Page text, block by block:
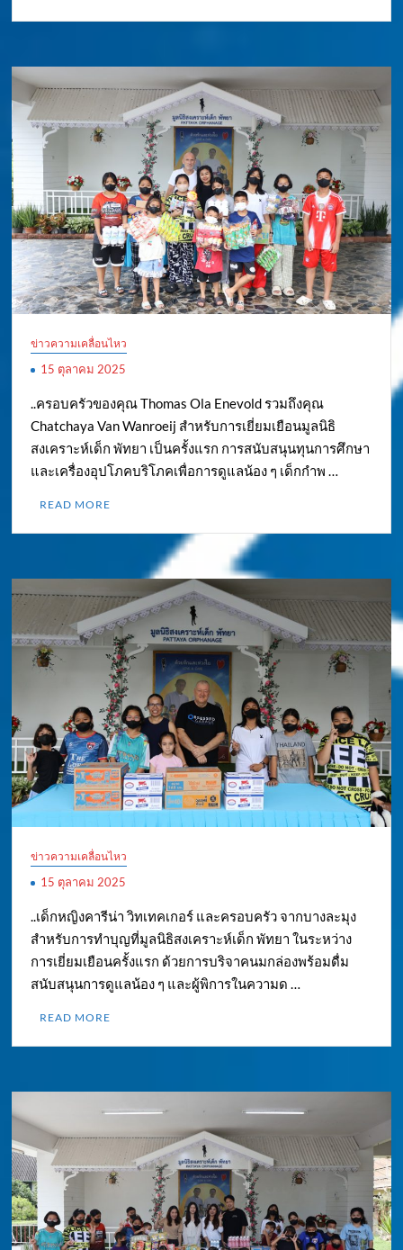
ข่าวความเคลื่อนไหว
15 ตุลาคม 2025
..ครอบครัวของคุณ Thomas Ola Enevold รวมถึงคุณ
Chatchaya Van Wanroeij สำหรับการเยี่ยมเยือนมูลนิธิ
สงเคราะห์เด็ก พัทยา เป็นครั้งแรก การสนับสนุนทุนการศึกษา
และเครื่องอุปโภคบริโภคเพื่อการดูแลน้อง ๆ เด็กกำพ …
READ MORE
ข่าวความเคลื่อนไหว
15 ตุลาคม 2025
..เด็กหญิงคารีน่า วิทเทคเกอร์ และครอบครัว จากบางละมุง
สำหรับการทำบุญที่มูลนิธิสงเคราะห์เด็ก พัทยา ในระหว่าง
การเยี่ยมเยือนครั้งแรก ด้วยการบริจาคนมกล่องพร้อมดื่ม
สนับสนุนการดูแลน้อง ๆ และผู้พิการในความด …
READ MORE